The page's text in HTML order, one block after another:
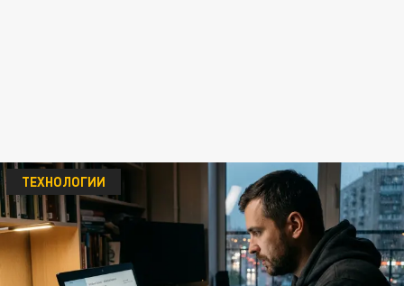
ТЕХНОЛОГИИ